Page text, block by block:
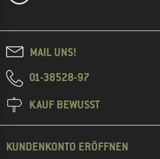
MAIL UNS!
01-38528-97
KAUF BEWUSST
KUNDENKONTO ERÖFFNEN